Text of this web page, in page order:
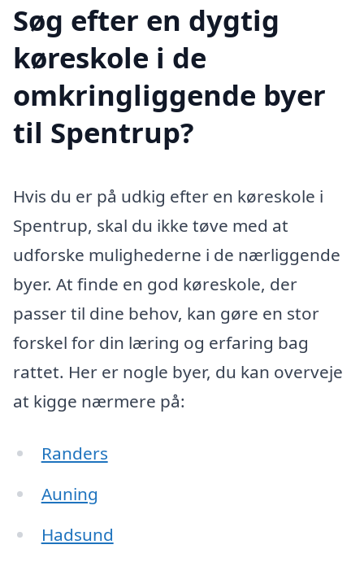
Søg efter en dygtig
køreskole i de
omkringliggende byer
til Spentrup?
Hvis du er på udkig efter en køreskole i
Spentrup, skal du ikke tøve med at
udforske mulighederne i de nærliggende
byer. At finde en god køreskole, der
passer til dine behov, kan gøre en stor
forskel for din læring og erfaring bag
rattet. Her er nogle byer, du kan overveje
at kigge nærmere på:
Randers
Auning
Hadsund